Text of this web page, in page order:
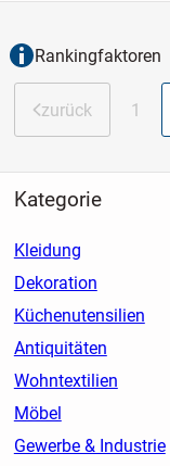
Rankingfaktoren
zurück 1
Kategorie
Kleidung
Dekoration
Küchenutensilien
Antiquitäten
Wohntextilien
Möbel
Gewerbe & Industrie